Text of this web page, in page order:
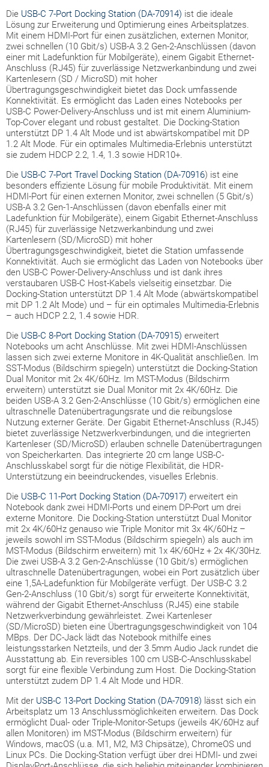
Die USB-C 7-Port Docking Station (DA-70914) ist die ideale
Lösung zur Erweiterung und Optimierung eines Arbeitsplatzes.
Mit einem HDMI-Port für einen zusätzlichen, externen Monitor,
zwei schnellen (10 Gbit/s) USB-A 3.2 Gen-2-Anschlüssen (davon
einer mit Ladefunktion für Mobilgeräte), einem Gigabit Ethernet-
Anschluss (RJ45) für zuverlässige Netzwerkanbindung und zwei
Kartenlesern (SD / MicroSD) mit hoher
Übertragungsgeschwindigkeit bietet das Dock umfassende
Konnektivität. Es ermöglicht das Laden eines Notebooks per
USB-C Power-Delivery-Anschluss und ist mit einem Aluminium-
Top-Cover elegant und robust gestaltet. Die Docking-Station
unterstützt DP 1.4 Alt Mode und ist abwärtskompatibel mit DP
1.2 Alt Mode. Für ein optimales Multimedia-Erlebnis unterstützt
sie zudem HDCP 2.2, 1.4, 1.3 sowie HDR10+.
Die USB-C 7-Port Travel Docking Station (DA-70916) ist eine
besonders effiziente Lösung für mobile Produktivität. Mit einem
HDMI-Port für einen externen Monitor, zwei schnellen (5 Gbit/s)
USB-A 3.2 Gen-1-Anschlüssen (davon ebenfalls einer mit
Ladefunktion für Mobilgeräte), einem Gigabit Ethernet-Anschluss
(RJ45) für zuverlässige Netzwerkanbindung und zwei
Kartenlesern (SD/MicroSD) mit hoher
Übertragungsgeschwindigkeit, bietet die Station umfassende
Konnektivität. Auch sie ermöglicht das Laden von Notebooks über
den USB-C Power-Delivery-Anschluss und ist dank ihres
verstaubaren USB-C Host-Kabels vielseitig einsetzbar. Die
Docking-Station unterstützt DP 1.4 Alt Mode (abwärtskompatibel
mit DP 1.2 Alt Mode) und – für ein optimales Multimedia-Erlebnis
– auch HDCP 2.2, 1.4 sowie HDR.
Die USB-C 8-Port Docking Station (DA-70915) erweitert
Notebooks um acht Anschlüsse. Mit zwei HDMI-Anschlüssen
lassen sich zwei externe Monitore in 4K-Qualität anschließen. Im
SST-Modus (Bildschirm spiegeln) unterstützt die Docking-Station
Dual Monitor mit 2x 4K/60Hz. Im MST-Modus (Bildschirm
erweitern) unterstützt sie Dual Monitor mit 2x 4K/60Hz. Die
beiden USB-A 3.2 Gen-2-Anschlüsse (10 Gbit/s) ermöglichen eine
ultraschnelle Datenübertragungsrate und die reibungslose
Nutzung externer Geräte. Der Gigabit Ethernet-Anschluss (RJ45)
bietet zuverlässige Netzwerkverbindungen, und die integrierten
Kartenleser (SD/MicroSD) erlauben schnelle Datenübertragungen
von Speicherkarten. Das integrierte 20 cm lange USB-C-
Anschlusskabel sorgt für die nötige Flexibilität, die HDR-
Unterstützung ein beeindruckendes, visuelles Erlebnis.
Die USB-C 11-Port Docking Station (DA-70917) erweitert ein
Notebook dank zwei HDMI-Ports und einem DP-Port um drei
externe Monitore. Die Docking-Station unterstützt Dual Monitor
mit 2x 4K/60Hz genauso wie Triple Monitor mit 3x 4K/60Hz –
jeweils sowohl im SST-Modus (Bildschirm spiegeln) als auch im
MST-Modus (Bildschirm erweitern) mit 1x 4K/60Hz + 2x 4K/30Hz.
Die zwei USB-A 3.2 Gen-2-Anschlüsse (10 Gbit/s) ermöglichen
ultraschnelle Datenübertragungen, wobei ein Port zusätzlich über
eine 1,5A-Ladefunktion für Mobilgeräte verfügt. Der USB-C 3.2
Gen-2-Anschluss (10 Gbit/s) sorgt für erweiterte Konnektivität,
während der Gigabit Ethernet-Anschluss (RJ45) eine stabile
Netzwerkverbindung gewährleistet. Zwei Kartenleser
(SD/MicroSD) bieten eine Übertragungsgeschwindigkeit von 104
MBps. Der DC-Jack lädt das Notebook mithilfe eines
leistungsstarken Netzteils, und der 3.5mm Audio Jack rundet die
Ausstattung ab. Ein reversibles 100 cm USB-C-Anschlusskabel
sorgt für eine flexible Verbindung zum Host. Die Docking-Station
unterstützt zudem DP 1.4 Alt Mode und HDR.
Mit der USB-C 13-Port Docking Station (DA-70918) lässt sich ein
Arbeitsplatz um 13 Anschlussmöglichkeiten erweitern. Das Dock
ermöglicht Dual- oder Triple-Monitor-Setups (jeweils 4K/60Hz auf
allen Monitoren) im MST-Modus (Bildschirm erweitern) für
Windows, macOS (u.a. M1, M2, M3 Chipsätze), ChromeOS und
Linux PCs. Die Docking-Station verfügt über drei HDMI- und zwei